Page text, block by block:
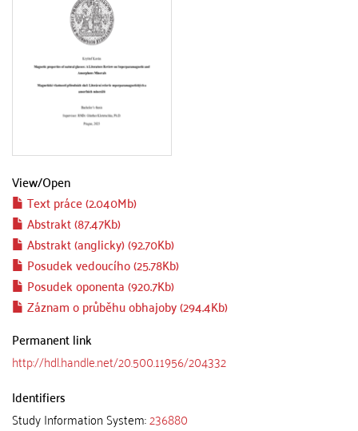
View/Open
Text práce (2.040Mb)
Abstrakt (87.47Kb)
Abstrakt (anglicky) (92.70Kb)
Posudek vedoucího (25.78Kb)
Posudek oponenta (920.7Kb)
Záznam o průběhu obhajoby (294.4Kb)
Permanent link
http://hdl.handle.net/20.500.11956/204332
Identifiers
Study Information System:236880